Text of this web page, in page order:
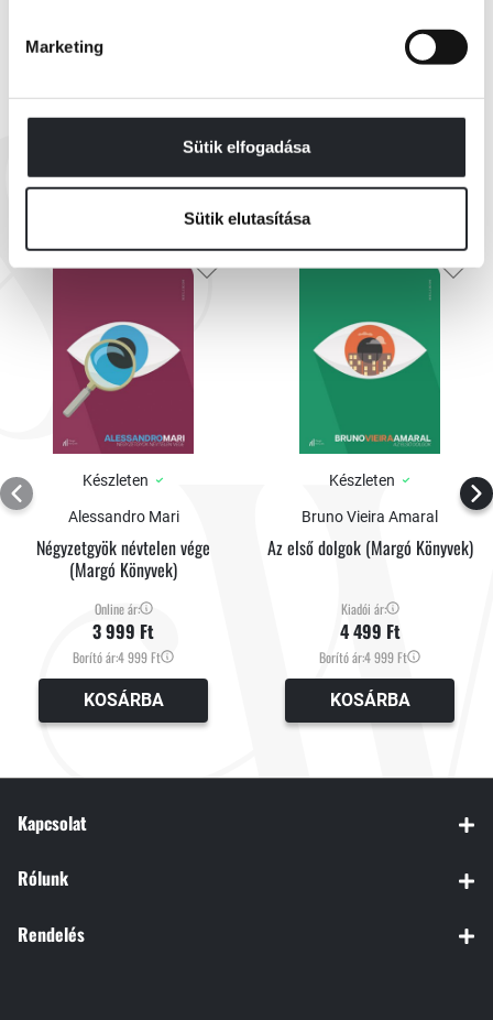
Marketing
Sütik elfogadása
Sütik elutasítása
EZEK IS ÉRDEKELHETNEK
Készleten
Alessandro Mari
Négyzetgyök névtelen vége
(Margó Könyvek)
Online ár:
3 999 Ft
Borító ár:4 999 Ft
KOSÁRBA
Készleten
Bruno Vieira Amaral
Az első dolgok (Margó Könyvek)
Kiadói ár:
4 499 Ft
Borító ár:4 999 Ft
KOSÁRBA
Kapcsolat
Rólunk
Rendelés